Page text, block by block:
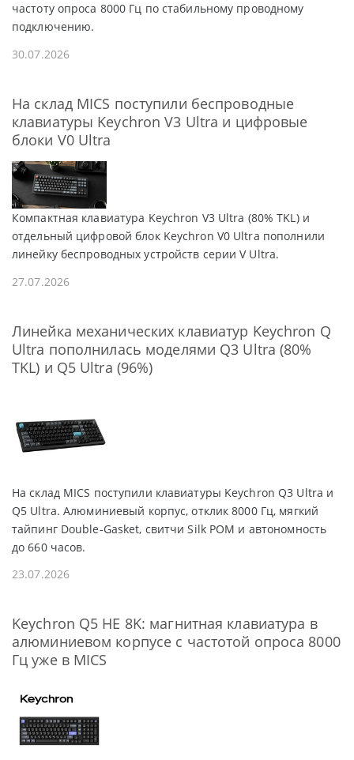
частоту опроса 8000 Гц по стабильному проводному
подключению.
30.07.2026
На склад MICS поступили беспроводные
клавиатуры Keychron V3 Ultra и цифровые
блоки V0 Ultra
Компактная клавиатура Keychron V3 Ultra (80% TKL) и
отдельный цифровой блок Keychron V0 Ultra пополнили
линейку беспроводных устройств серии V Ultra.
27.07.2026
Линейка механических клавиатур Keychron Q
Ultra пополнилась моделями Q3 Ultra (80%
TKL) и Q5 Ultra (96%)
На склад MICS поступили клавиатуры Keychron Q3 Ultra и
Q5 Ultra. Алюминиевый корпус, отклик 8000 Гц, мягкий
тайпинг Double-Gasket, свитчи Silk POM и автономность
до 660 часов.
23.07.2026
Keychron Q5 HE 8K: магнитная клавиатура в
алюминиевом корпусе с частотой опроса 8000
Гц уже в MICS